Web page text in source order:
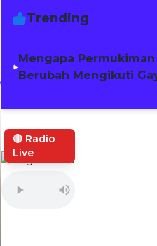
Trending
Mengapa
Berubah Mengikuti
🔴 Radio
Live